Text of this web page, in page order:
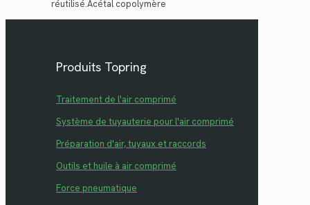
réutilisé.Acétal copolymère
Produits Topring
Traitement de l'air comprimé
Système de tuyauterie pour l'air comprimé
Préparation d'air, tuyaux et raccords
Outils et huile à air comprimé
Force pneumatique